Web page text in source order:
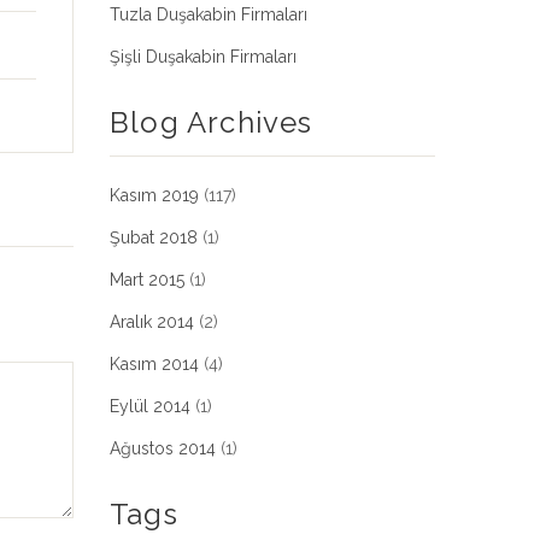
Tuzla Duşakabin Firmaları
Şişli Duşakabin Firmaları
Blog Archives
Kasım 2019 (117)
Şubat 2018 (1)
Mart 2015 (1)
Aralık 2014 (2)
Kasım 2014 (4)
Eylül 2014 (1)
Ağustos 2014 (1)
Tags